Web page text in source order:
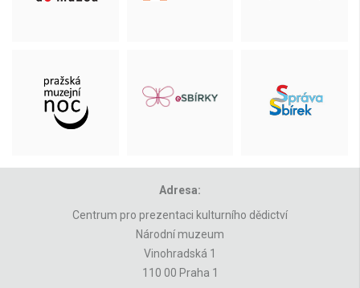
Adresa:
Centrum pro prezentaci kulturního dědictví
Národní muzeum
Vinohradská 1
110 00 Praha 1